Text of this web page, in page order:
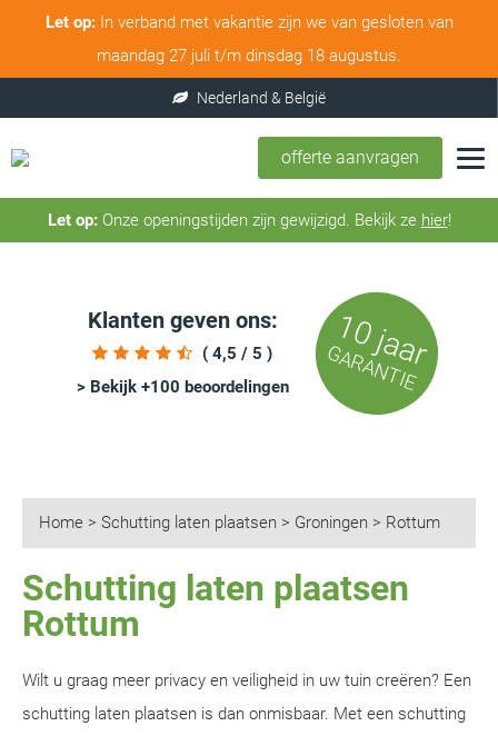
Let op:In verband met vakantie zijn we van gesloten van
maandag 27 juli t/m dinsdag 18 augustus.
offerte aanvragen
Let op:Onze openingstijden zijn gewijzigd. Bekijk ze hier!
Klanten geven ons:
( 4,5 / 5 )
> Bekijk +100 beoordelingen
10 jaar
GARANTIE
Home > Schutting laten plaatsen > Groningen > Rottum
Schutting laten plaatsen
Rottum
Wilt u graag meer privacy en veiligheid in uw tuin creëren? Een
schutting laten plaatsen is dan onmisbaar. Met een schutting